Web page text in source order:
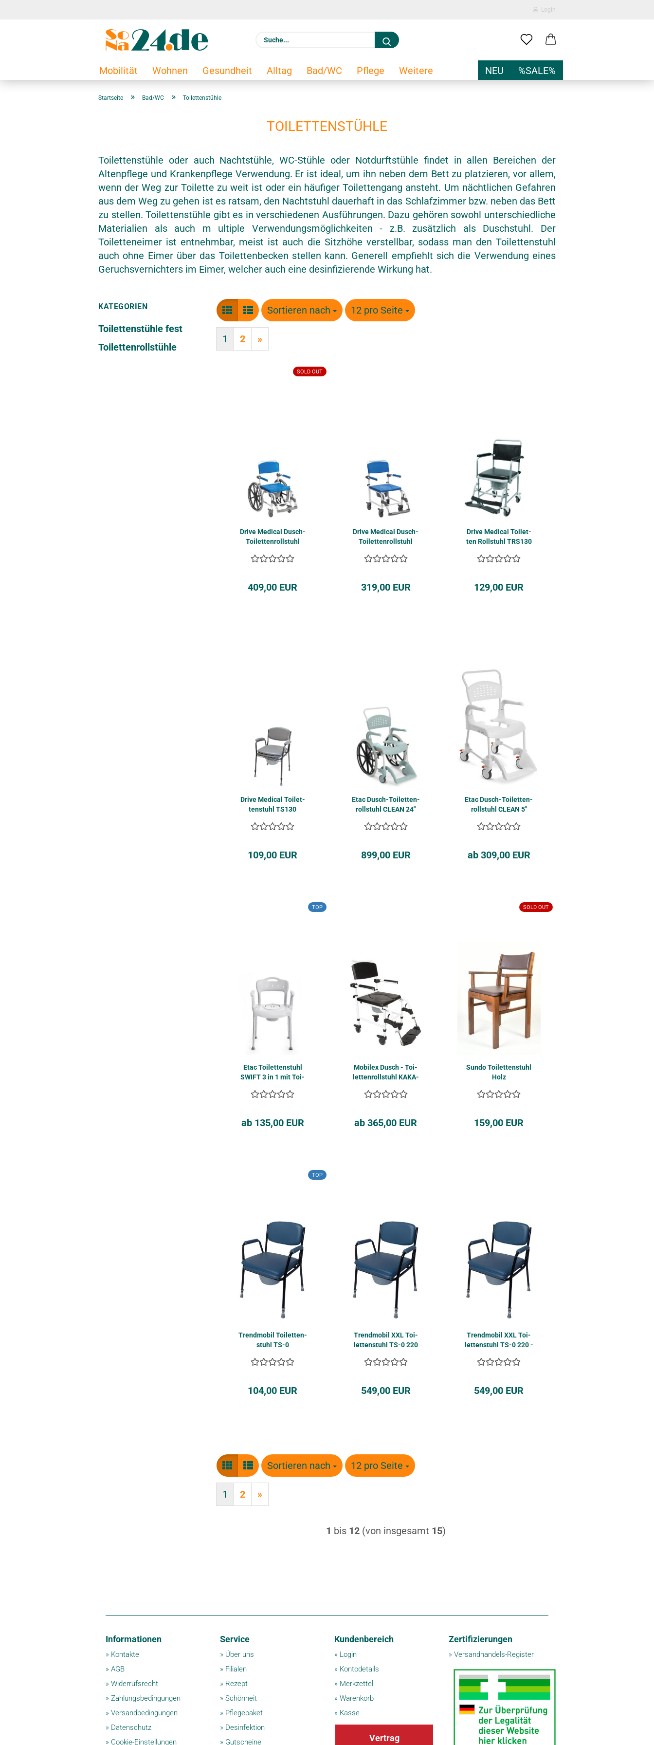
Login
E-Mail
Konto erstellen
Passwort vergessen?
S
c
h
Mobilität Wohnen Gesundheit Alltag Bad/WC Pflege NEU %SALE%
Weitere
Startseite » Bad/WC » Toilettenstühle
TOILETTENSTÜHLE
Toilettenstühle oder auch Nachtstühle, WC-Stühle oder Notdurftstühle findet in allen Bereichen der
Altenpflege und Krankenpflege Verwendung. Er ist ideal, um ihn neben dem Bett zu platzieren, vor allem,
wenn der Weg zur Toilette zu weit ist oder ein häufiger Toilettengang ansteht. Um nächtlichen Gefahren
aus dem Weg zu gehen ist es ratsam, den Nachtstuhl dauerhaft in das Schlafzimmer bzw. neben das Bett
zu stellen. Toilettenstühle gibt es in verschiedenen Ausführungen. Dazu gehören sowohl unterschiedliche
Materialien als auch m ultiple Verwendungsmöglichkeiten - z.B. zusätzlich als Duschstuhl. Der
Toiletteneimer ist entnehmbar, meist ist auch die Sitzhöhe verstellbar, sodass man den Toilettenstuhl
auch ohne Eimer über das Toilettenbecken stellen kann. Generell empfiehlt sich die Verwendung eines
Geruchsvernichters im Eimer, welcher auch eine desinfizierende Wirkung hat.
KATEGORIEN
Toilettenstühle fest
Toilettenrollstühle
Sortieren nach
Sortieren nach 12 pro Seite
pro Seite
1 2 »
SOLD OUT
Drive Me­di­cal Dusch-​​
Toi­let­ten­roll­stuhl
409,00 EUR
Drive Me­di­cal Dusch-​​
Toi­let­ten­roll­stuhl
319,00 EUR
Drive Me­di­cal Toi­let­
ten Roll­stuhl TRS130
129,00 EUR
Drive Me­di­cal Toi­let­
ten­stuhl TS130
109,00 EUR
Etac Dusch-​​Toi­let­ten­
roll­stuhl CLEAN 24"
899,00 EUR
Etac Dusch-​​Toi­let­ten­
roll­stuhl CLEAN 5"
ab 309,00 EUR
TOP
Etac Toi­let­ten­stuhl
SWIFT 3 in 1 mit Toi­
ab 135,00 EUR
Mo­bilex Dusch - Toi­
let­ten­roll­stuhl KA­KA­
ab 365,00 EUR
SOLD OUT
Sundo Toi­let­ten­stuhl
Holz
159,00 EUR
TOP
Trend­mo­bil Toi­let­ten­
stuhl TS-0
104,00 EUR
Trend­mo­bil XXL Toi­
let­ten­stuhl TS-0 220
549,00 EUR
Trend­mo­bil XXL Toi­
let­ten­stuhl TS-0 220 -
549,00 EUR
Sortieren nach
Sortieren nach 12 pro Seite
pro Seite
1 2 »
1 bis 12 (von insgesamt 15)
Informationen
» Kontakte
» AGB
» Widerrufsrecht
» Zahlungsbedingungen
» Versandbedingungen
» Datenschutz
» Cookie-Einstellungen
Service
» Über uns
» Filialen
» Rezept
» Schönheit
» Pflegepaket
» Desinfektion
» Gutscheine
Kundenbereich
» Login
» Kontodetails
» Merkzettel
» Warenkorb
» Kasse
Vertrag
Zertifizierungen
» Versandhandels-Register